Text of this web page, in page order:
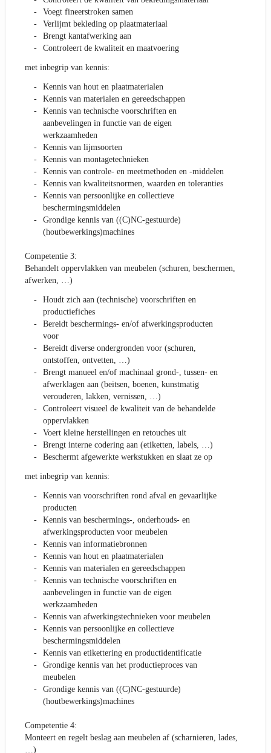
Voegt fineerstroken samen
Verlijmt bekleding op plaatmateriaal
Brengt kantafwerking aan
Controleert de kwaliteit en maatvoering
met inbegrip van kennis:
Kennis van hout en plaatmaterialen
Kennis van materialen en gereedschappen
Kennis van technische voorschriften en
aanbevelingen in functie van de eigen
werkzaamheden
Kennis van lijmsoorten
Kennis van montagetechnieken
Kennis van controle- en meetmethoden en -middelen
Kennis van kwaliteitsnormen, waarden en toleranties
Kennis van persoonlijke en collectieve
beschermingsmiddelen
Grondige kennis van ((C)NC-gestuurde)
(houtbewerkings)machines
Competentie 3:
Behandelt oppervlakken van meubelen (schuren, beschermen,
afwerken, …)
Houdt zich aan (technische) voorschriften en
productiefiches
Bereidt beschermings- en/of afwerkingsproducten
voor
Bereidt diverse ondergronden voor (schuren,
ontstoffen, ontvetten, …)
Brengt manueel en/of machinaal grond-, tussen- en
afwerklagen aan (beitsen, boenen, kunstmatig
verouderen, lakken, vernissen, …)
Controleert visueel de kwaliteit van de behandelde
oppervlakken
Voert kleine herstellingen en retouches uit
Brengt interne codering aan (etiketten, labels, …)
Beschermt afgewerkte werkstukken en slaat ze op
met inbegrip van kennis:
Kennis van voorschriften rond afval en gevaarlijke
producten
Kennis van beschermings-, onderhouds- en
afwerkingsproducten voor meubelen
Kennis van informatiebronnen
Kennis van hout en plaatmaterialen
Kennis van materialen en gereedschappen
Kennis van technische voorschriften en
aanbevelingen in functie van de eigen
werkzaamheden
Kennis van afwerkingstechnieken voor meubelen
Kennis van persoonlijke en collectieve
beschermingsmiddelen
Kennis van etikettering en productidentificatie
Grondige kennis van het productieproces van
meubelen
Grondige kennis van ((C)NC-gestuurde)
(houtbewerkings)machines
Competentie 4:
Monteert en regelt beslag aan meubelen af (scharnieren, lades,
…)